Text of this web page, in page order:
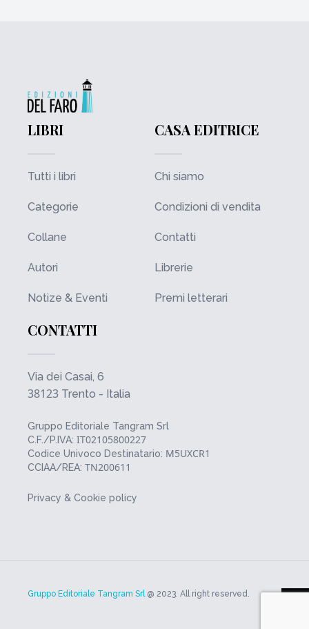
LIBRI
Tutti i libri
Categorie
Collane
Autori
Notize & Eventi
CASA EDITRICE
Chi siamo
Condizioni di vendita
Contatti
Librerie
Premi letterari
CONTATTI
Via dei Casai, 6
38123 Trento - Italia
Gruppo Editoriale Tangram Srl
C.F./P.IVA: IT02105800227
Codice Univoco Destinatario: M5UXCR1
CCIAA/REA: TN200611
Privacy & Cookie policy
Gruppo Editoriale Tangram Srl@ 2023. All right reserved.